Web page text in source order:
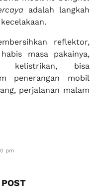
adalah langkah
reflektor,
masa pakainya,
kelistrikan, bisa
penerangan mobil
perjalanan malam
pm